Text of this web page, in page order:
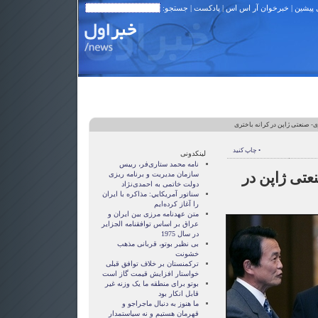
پیشین | خبرخوان آر اس اس| پادکست | جستجو:
صنعتی ژاپن در کرانه باختری
• چاپ کنید
ژاپن در
لینکدونی
نامه محمد ستاری‌فر، رییس
سازمان مدیریت و برنامه ریزی
دولت خاتمی به احمدی‌نژاد
سناتور آمريکايي: مذاکره با ايران
را آغاز کرده‌ايم
متن عهدنامه مرزى بين ايران و
عراق بر اساس توافقنامه الجزاير
در سال 1975
بی نظیر بوتو، قربانی مذهب
خشونت
ترکمنستان بر خلاف توافق قبلی
خواستار افزایش قیمت گاز است
بوتو برای منطقه ما یک وزنه غیر
قابل انکار بود
ما هنوز به دنبال ماجراجو و
قهرمان هستيم و نه سياستمدار